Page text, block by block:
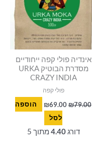
אינדיה פולי קפה ייחודיים
מסדרת הבוטיק URKA
CRAZY INDIA
פולי קפה
₪79.00
₪69.00
הוספה
לסל
דורג4.40 מתוך 5